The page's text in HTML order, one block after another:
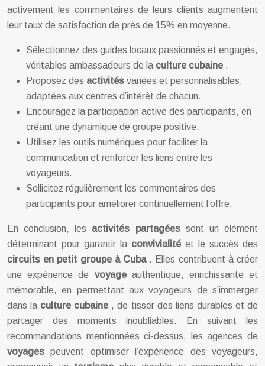
activement les commentaires de leurs clients augmentent
leur taux de satisfaction de près de 15% en moyenne.
Sélectionnez des guides locaux passionnés et engagés,
véritables ambassadeurs de la culture cubaine .
Proposez des activités variées et personnalisables,
adaptées aux centres d’intérêt de chacun.
Encouragez la participation active des participants, en
créant une dynamique de groupe positive.
Utilisez les outils numériques pour faciliter la
communication et renforcer les liens entre les
voyageurs.
Sollicitez régulièrement les commentaires des
participants pour améliorer continuellement l’offre.
En conclusion, les activités partagées sont un élément
déterminant pour garantir la convivialité et le succès des
circuits en petit groupe à Cuba . Elles contribuent à créer
une expérience de voyage authentique, enrichissante et
mémorable, en permettant aux voyageurs de s’immerger
dans la culture cubaine , de tisser des liens durables et de
partager des moments inoubliables. En suivant les
recommandations mentionnées ci-dessus, les agences de
voyagespeuvent optimiser l’expérience des voyageurs,